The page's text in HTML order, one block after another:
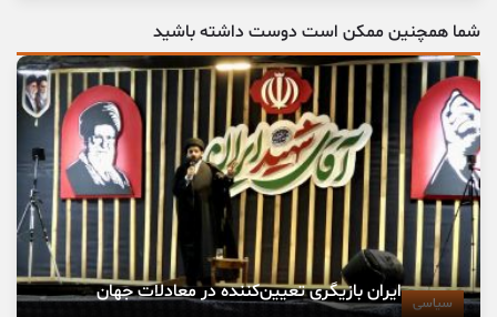
شما همچنین ممکن است دوست داشته باشید
سیاسی ایران بازیگری تعیین‌کننده در معادلات جهان